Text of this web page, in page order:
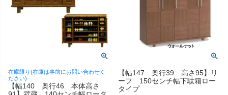
在庫限り(在庫は事前にお問い合わせく
ださい)
【幅140 奥行46 本体高さ
【幅147 奥行39 高さ95】リ
ーフ 150センチ幅下駄箱ロー
タイプ